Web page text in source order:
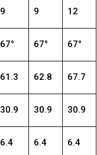
9 9 12
67° 67° 67°
61.3 62.8 67.7
30.9 30.9 30.9
6.4 6.4 6.4